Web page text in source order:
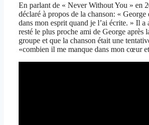
En parlant de « Never Without You » en
déclaré à propos de la chanson: « George
dans mon esprit quand je l’ai écrite. » Il a
resté le plus proche ami de George après
groupe et que la chanson était une
«combien il me manque dans mon cœur